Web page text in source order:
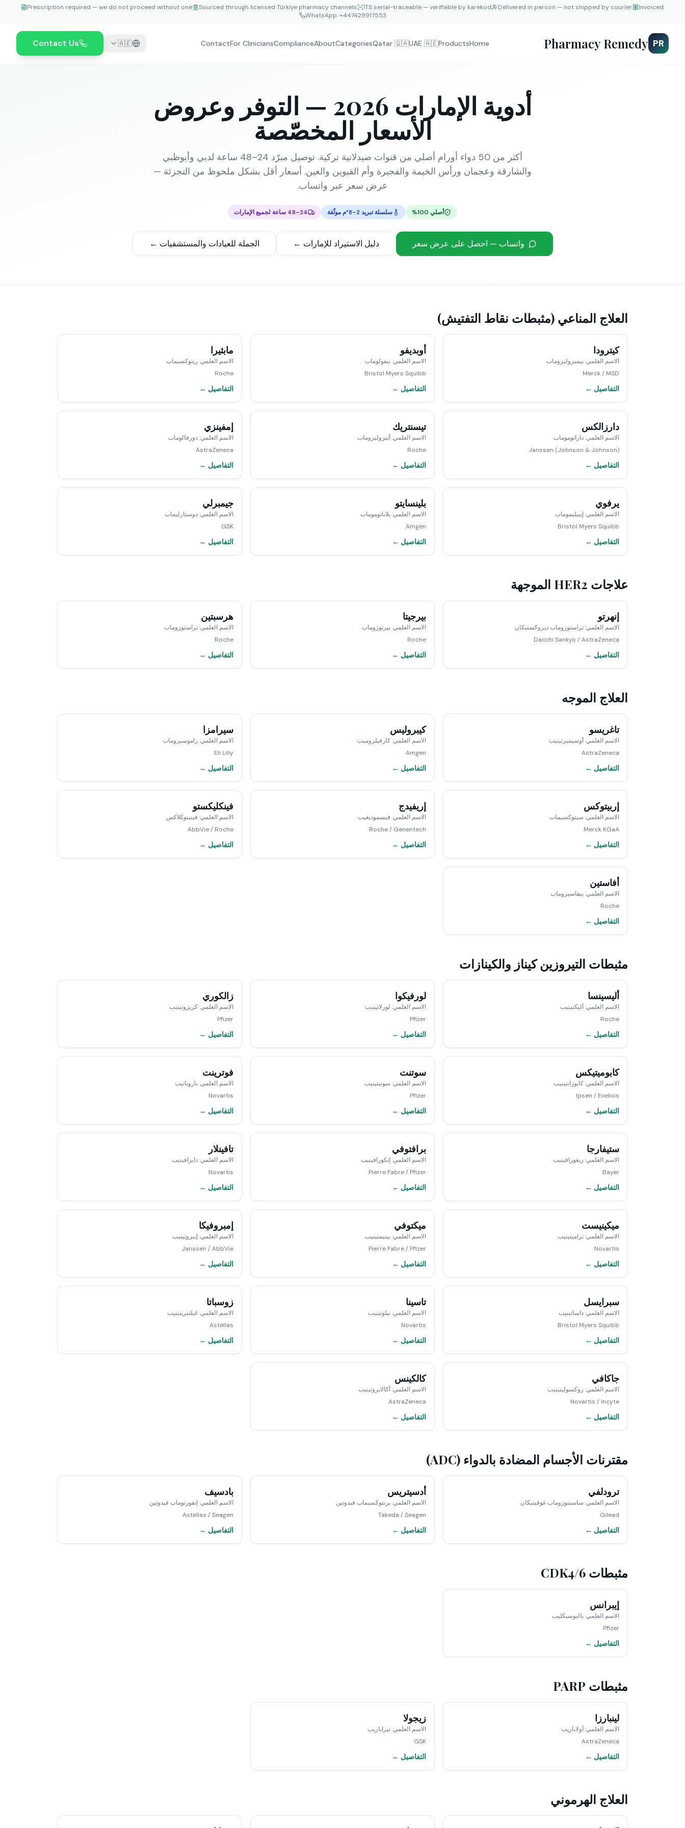
Prescription required — we do not proceed without one Sourced through licensed Türkiye pharmacy channels İTS serial-traceable — verifiable by karekod Delivered in person — not shipped by courier
Invoiced
WhatsApp:+447429917553
PR
Pharmacy Remedy
Home
Products
UAE 🇦🇪
Qatar 🇶🇦
Categories
About
Compliance
For Clinicians
Contact
🇦🇪
Contact Us
أدوية الإمارات 2026 — التوفر وعروض
الأسعار المخصّصة
أكثر من 50 دواء أورام أصلي من قنوات صيدلانية تركية. توصيل مبرّد 24–48 ساعة لدبي وأبوظبي
والشارقة وعجمان ورأس الخيمة والفجيرة وأم القيوين والعين. أسعار أقل بشكل ملحوظ من التجزئة —
عرض سعر عبر واتساب.
أصلي 100% سلسلة تبريد 2–8°م موثّقة 24–48 ساعة لجميع الإمارات
واتساب — احصل على عرض سعر دليل الاستيراد للإمارات ← الجملة للعيادات والمستشفيات ←
العلاج المناعي (مثبطات نقاط التفتيش)
كيترودا
الاسم العلمي:بيمبروليزوماب
Merck / MSD
التفاصيل ←
أوبديفو
الاسم العلمي:نيفولوماب
Bristol Myers Squibb
التفاصيل ←
مابثيرا
الاسم العلمي: ريتوكسيماب
Roche
التفاصيل ←
دارزالكس
الاسم العلمي:داراتوموماب
Janssen (Johnson & Johnson)
التفاصيل ←
تيسنتريك
الاسم العلمي:أتيزوليزوماب
Roche
التفاصيل ←
إمفينزي
الاسم العلمي:دورفالوماب
AstraZeneca
التفاصيل ←
يرفوي
الاسم العلمي:إيبيليموماب
Bristol Myers Squibb
التفاصيل ←
بلينسايتو
الاسم العلمي:بلاناتوموماب
Amgen
التفاصيل ←
جيمبرلي
الاسم العلمي:دوستارليماب
GSK
التفاصيل ←
علاجات HER2 الموجهة
إنهرتو
الاسم العلمي:تراستوزوماب ديروكستيكان
Daiichi Sankyo / AstraZeneca
التفاصيل ←
بيرجيتا
الاسم العلمي:بيرتوزوماب
Roche
التفاصيل ←
هرسبتين
الاسم العلمي:تراستوزوماب
Roche
التفاصيل ←
العلاج الموجه
تاغريسو
الاسم العلمي:أوسيميرتينيب
AstraZeneca
التفاصيل ←
كيبروليس
الاسم العلمي:كارفيلزوميب
Amgen
التفاصيل ←
سيرامزا
الاسم العلمي: راموسيروماب
Eli Lilly
التفاصيل ←
إربيتوكس
الاسم العلمي: سيتوكسيماب
Merck KGaA
التفاصيل ←
إريفيدج
الاسم العلمي: فيسموديغيب
Roche / Genentech
التفاصيل ←
فينكليكستو
الاسم العلمي: فينيتوكلاكس
AbbVie / Roche
التفاصيل ←
أفاستين
الاسم العلمي:بيفاسيزوماب
Roche
التفاصيل ←
مثبطات التيروزين كيناز والكينازات
أليسينسا
الاسم العلمي:أليكتينيب
Roche
التفاصيل ←
لورفيكوا
الاسم العلمي: لورلاتينيب
Pfizer
التفاصيل ←
زالكوري
الاسم العلمي:كريزوتينيب
Pfizer
التفاصيل ←
كابوميتيكس
الاسم العلمي:كابوزانتينيب
Ipsen / Exelixis
التفاصيل ←
سوتنت
الاسم العلمي: سونيتينيب
Pfizer
التفاصيل ←
فوترينت
الاسم العلمي:بازوبانيب
Novartis
التفاصيل ←
ستيفارجا
الاسم العلمي: ريغورافينيب
Bayer
التفاصيل ←
برافتوفي
الاسم العلمي:إنكورافينيب
Pierre Fabre / Pfizer
التفاصيل ←
تافينلار
الاسم العلمي:دابرافينيب
Novartis
التفاصيل ←
ميكينيست
الاسم العلمي:تراميتينيب
Novartis
التفاصيل ←
ميكتوفي
الاسم العلمي:بينيمتينيب
Pierre Fabre / Pfizer
التفاصيل ←
إمبروفيكا
الاسم العلمي:إيبروتينيب
Janssen / AbbVie
التفاصيل ←
سبرايسل
الاسم العلمي:داساتينيب
Bristol Myers Squibb
التفاصيل ←
تاسينا
الاسم العلمي:نيلوتينيب
Novartis
التفاصيل ←
زوسباتا
الاسم العلمي:غيلتيريتينيب
Astellas
التفاصيل ←
جاكافي
الاسم العلمي: روكسوليتينيب
Novartis / Incyte
التفاصيل ←
كالكينس
الاسم العلمي:أكالابروتينيب
AstraZeneca
التفاصيل ←
مقترنات الأجسام المضادة بالدواء (ADC)
ترودلفي
الاسم العلمي: ساسيتوزوماب غوفيتيكان
Gilead
التفاصيل ←
أدسيتريس
الاسم العلمي:برنتوكسيماب فيدوتين
Takeda / Seagen
التفاصيل ←
بادسيف
الاسم العلمي:إنفورتوماب فيدوتين
Astellas / Seagen
التفاصيل ←
مثبطات CDK4/6
إيبرانس
الاسم العلمي:بالبوسيكليب
Pfizer
التفاصيل ←
مثبطات PARP
لينبارزا
الاسم العلمي:أولاباريب
AstraZeneca
التفاصيل ←
زيجولا
الاسم العلمي:نيراباريب
GSK
التفاصيل ←
العلاج الهرموني